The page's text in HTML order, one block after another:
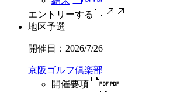
エントリーする
地区予選
開催日： 2026/7/26
京阪ゴルフ倶楽部
開催要項